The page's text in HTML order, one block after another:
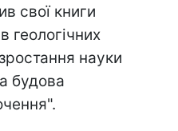
свої книги
геологічних
науки
будова